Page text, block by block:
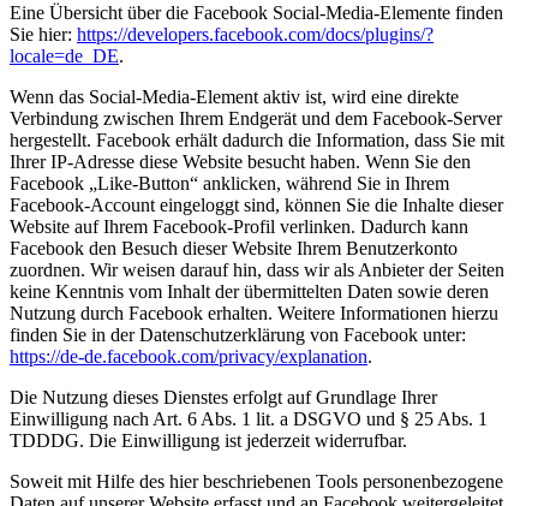
Eine Übersicht über die Facebook Social-Media-Elemente finden
Sie hier: https://developers.facebook.com/docs/plugins/?
locale=de_DE.
Wenn das Social-Media-Element aktiv ist, wird eine direkte
Verbindung zwischen Ihrem Endgerät und dem Facebook-Server
hergestellt. Facebook erhält dadurch die Information, dass Sie mit
Ihrer IP-Adresse diese Website besucht haben. Wenn Sie den
Facebook „Like-Button“ anklicken, während Sie in Ihrem
Facebook-Account eingeloggt sind, können Sie die Inhalte dieser
Website auf Ihrem Facebook-Profil verlinken. Dadurch kann
Facebook den Besuch dieser Website Ihrem Benutzerkonto
zuordnen. Wir weisen darauf hin, dass wir als Anbieter der Seiten
keine Kenntnis vom Inhalt der übermittelten Daten sowie deren
Nutzung durch Facebook erhalten. Weitere Informationen hierzu
finden Sie in der Datenschutzerklärung von Facebook unter:
https://de-de.facebook.com/privacy/explanation.
Die Nutzung dieses Dienstes erfolgt auf Grundlage Ihrer
Einwilligung nach Art. 6 Abs. 1 lit. a DSGVO und § 25 Abs. 1
TDDDG. Die Einwilligung ist jederzeit widerrufbar.
Soweit mit Hilfe des hier beschriebenen Tools personenbezogene